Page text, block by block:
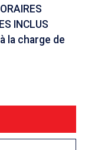
INCLUS
la charge de